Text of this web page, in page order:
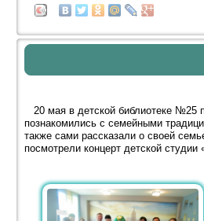
20 мая в детской библиотеке №25
познакомились с семейными
также сами рассказали о своей
посмотрели концерт детской